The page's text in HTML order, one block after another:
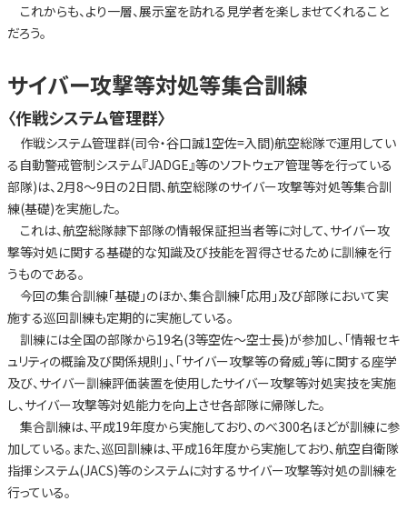
これからも、より一層、展示室を訪れる見学者を楽しませてくれること
だろう。
サイバー攻撃等対処等集合訓練
〈作戦システム管理群〉
作戦システム管理群(司令・谷口誠1空佐=入間)航空総隊で運用してい
る自動警戒管制システム『JADGE』等のソフトウェア管理等を行っている
部隊)は、2月8～9日の2日間、航空総隊のサイバー攻撃等対処等集合訓
練(基礎)を実施した。
これは、航空総隊隷下部隊の情報保証担当者等に対して、サイバー攻
撃等対処に関する基礎的な知識及び技能を習得させるために訓練を行
うものである。
今回の集合訓練「基礎」のほか、集合訓練「応用」及び部隊において実
施する巡回訓練も定期的に実施している。
訓練には全国の部隊から19名(3等空佐～空士長)が参加し、「情報セキ
ュリティの概論及び関係規則」、「サイバー攻撃等の脅威」等に関する座学
及び、サイバー訓練評価装置を使用したサイバー攻撃等対処実技を実施
し、サイバー攻撃等対処能力を向上させ各部隊に帰隊した。
集合訓練は、平成19年度から実施しており、のべ300名ほどが訓練に参
加している。また、巡回訓練は、平成16年度から実施しており、航空自衛隊
指揮システム(JACS)等のシステムに対するサイバー攻撃等対処の訓練を
行っている。